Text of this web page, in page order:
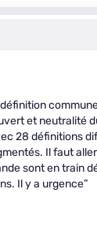
définition
et neutralité
28 définitions
Il faut
sont en train
Il y a urgence”